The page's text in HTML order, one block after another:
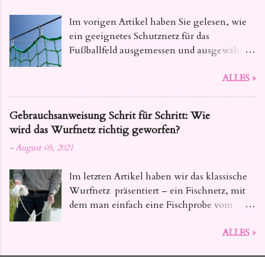
Im vorigen Artikel haben Sie gelesen, wie
ein geeignetes Schutznetz für das
Fußballfeld ausgemessen und ausgewählt
das Ballfangnetz für Fussball so aufhängen ,
ALLES »
Gebrauchsanweisung Schrit für Schritt: Wie
wird das Wurfnetz richtig geworfen?
-August 05, 2021
Im letzten Artikel haben wir das klassische
Wurfnetz präsentiert – ein Fischnetz, mit
dem man einfach eine Fischprobe vom
Behälter abfischt. Heute haben wir für Sie
ALLES »